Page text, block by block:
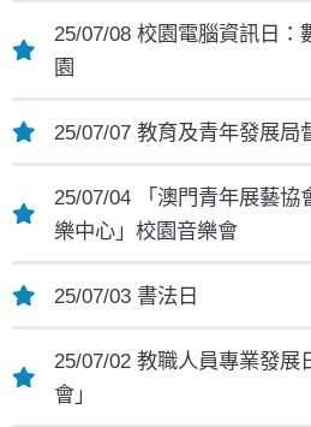
25/07/08 校園電腦資訊日
園
25/07/07 教育及青年發展局
25/07/04 「澳門青年展藝協
樂中心」校園音樂會
25/07/03 書法日
25/07/02 教職人員專業發展
會」